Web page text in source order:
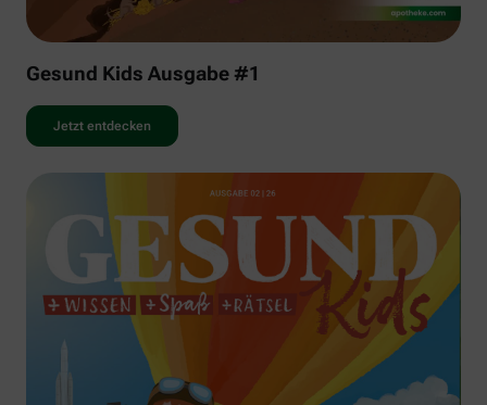
Gesund Kids Ausgabe #1
Jetzt entdecken